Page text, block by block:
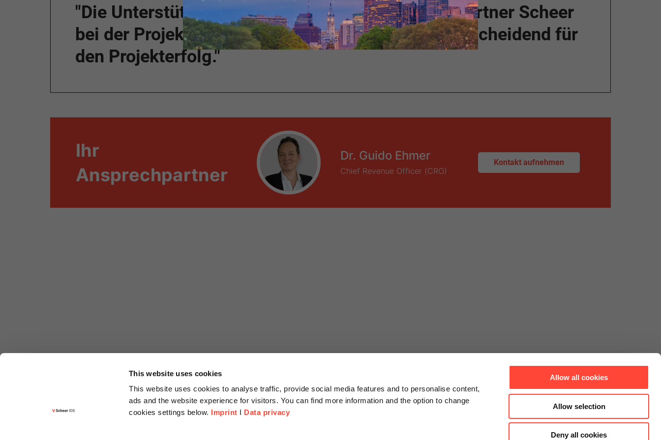
This website uses cookies
This website uses cookies to analyse traffic, provide social media features and to personalise content,
ads and the website experience for visitors. You can find more information and the option to change
cookies settings below. Imprint I Data privacy
Allow all cookies
Allow selection
Deny all cookies
"Die Unterstützung durch den Implementierungspartner Scheer
bei der Projektplanung und -durchführung war entscheidend für
den Projekterfolg."
Ihr
Ansprechpartner
Dr. Guido Ehmer
Chief Revenue Officer (CRO)
Kontakt aufnehmen